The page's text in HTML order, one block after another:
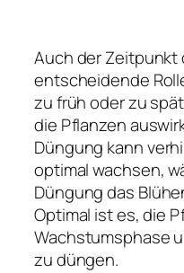
Auch der Zeitpunkt
entscheidende
zu früh oder zu
die Pflanzen
Düngung kann
optimal wachsen,
Düngung das
Optimal ist es, die
Wachstumsphase
zu düngen.